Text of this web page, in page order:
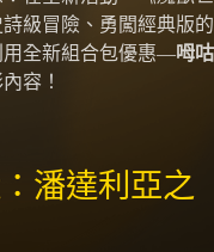
級冒險、勇闖經典版的
用全新組合包優惠—呣咕
容！
潘達利亞之